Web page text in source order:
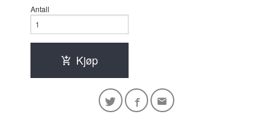
Antall
Kjøp